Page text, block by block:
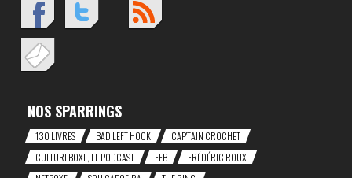
NOS SPARRINGS
130 LIVRES BAD LEFT HOOK
CAP'TAIN CROCHET
CULTUREBOXE, LE PODCAST
FFB
FRÉDÉRIC ROUX